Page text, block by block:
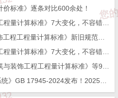
其合法权益的内容或作品，请
网址，并提供相关证明资料，
一时间给予处理；
大家学习测试，请诸位用户使
明来源；
议 、隐私政策、侵删联系 。
标准》逐条对比600余处！